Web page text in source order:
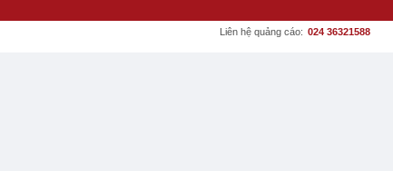
Liên hệ quảng cáo: 024 36321588